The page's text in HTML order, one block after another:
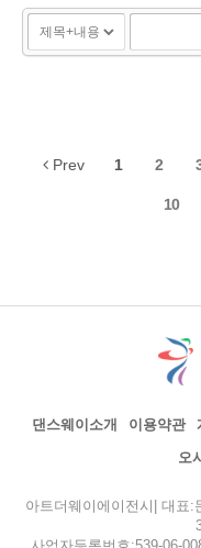
Prev 1 2
10
댄스웨이소개 이용약관
오
아트더웨이에이전시| 대표: